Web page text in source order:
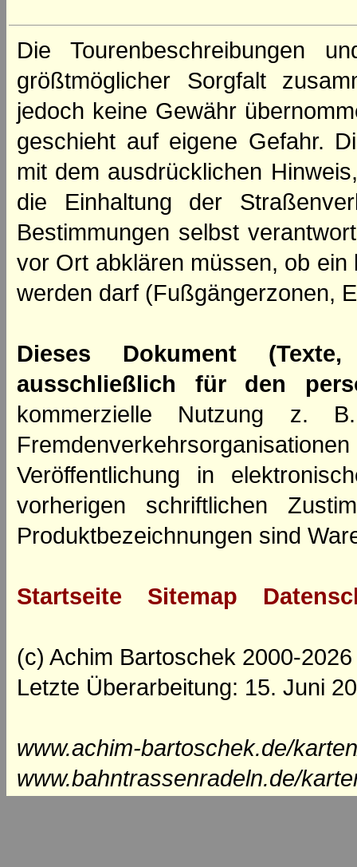
Die Tourenbeschreibungen
größtmöglicher Sorgfalt
jedoch keine Gewähr
geschieht auf eigene Gefahr.
mit dem ausdrücklichen
die Einhaltung der
Bestimmungen selbst
vor Ort abklären müssen, ob
werden darf (Fußgängerzonen,
Dieses Dokument
ausschließlich für den
kommerzielle Nutzung z.
Veröffentlichung in
vorherigen schriftlichen
Produktbezeichnungen sind
Startseite Sitemap
(c) Achim Bartoschek 2000-2026
Letzte Überarbeitung: 15. Juni
www.achim-bartoschek.de/
www.bahntrassenradeln.de/